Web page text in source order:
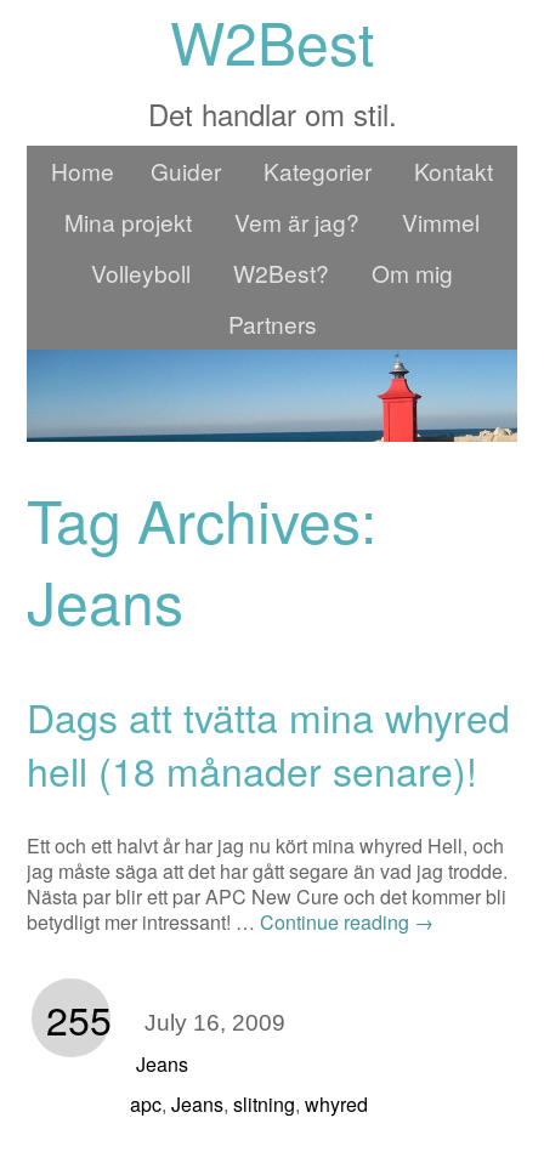
W2Best
Det handlar om stil.
Home Guider Kategorier
Kontakt
Mina projekt
Vem är jag?
Vimmel
Volleyboll
W2Best?
Om mig
Partners
Tag Archives:
Jeans
Dags att tvätta mina whyred
hell (18 månader senare)!
Ett och ett halvt år har jag nu kört mina whyred Hell, och
jag måste säga att det har gått segare än vad jag trodde.
Nästa par blir ett par APC New Cure och det kommer bli
betydligt mer intressant! …Continue reading →
255 July 16, 2009
Jeans
apc,Jeans,slitning,whyred